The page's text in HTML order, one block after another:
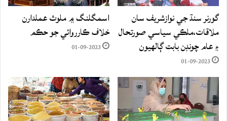
گورنر سنڌ جي نوازشريف سان
ملاقات،ملڪي سياسي صورتحال
۽ عام چونڊن بابت ڳالهيون
01-09-2023
اسمگلنگ ۾ ملوث عملدارن
خلاف ڪارروائي جو حڪم
01-09-2023